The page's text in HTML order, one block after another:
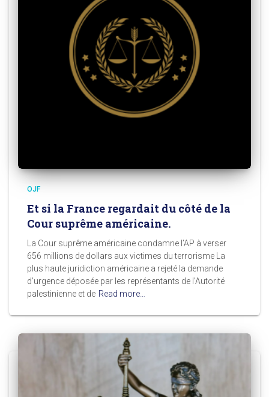
OJF
Et si la France regardait du côté de la
Cour suprême américaine.
La Cour suprême américaine condamne l’AP à verser
656 millions de dollars aux victimes du terrorisme La
plus haute juridiction américaine a rejeté la demande
d’urgence déposée par les représentants de l’Autorité
palestinienne et de Read more…